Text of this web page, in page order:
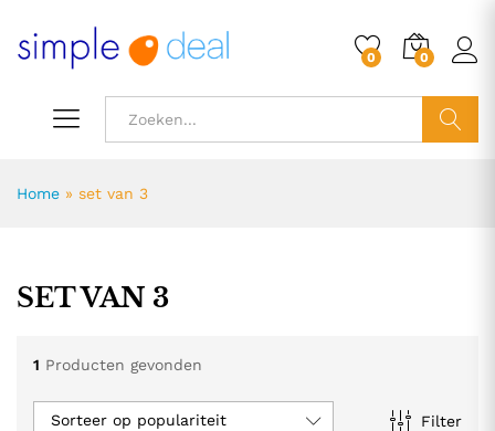
0 0
Home » set van 3
SET VAN 3
1 Producten gevonden
Filter
Sorteer op populariteit